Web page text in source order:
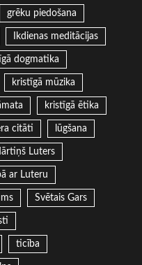
grēku piedošana
Ikdienas meditācijas
dogmatika
kristīgā mūzika
kristīgā ētika
citāti lūgšana
Luters
ar Luteru
Svētais Gars
ticība